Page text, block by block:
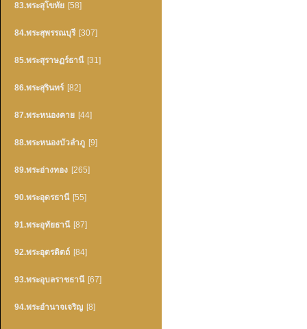
83.พระสุโขทัย [58]
84.พระสุพรรณบุรี [307]
85.พระสุราษฏร์ธานี [31]
86.พระสุรินทร์ [82]
87.พระหนองคาย [44]
88.พระหนองบัวลำภู [9]
89.พระอ่างทอง [265]
90.พระอุดรธานี [55]
91.พระอุทัยธานี [87]
92.พระอุตรดิตถ์ [84]
93.พระอุบลราชธานี [67]
94.พระอำนาจเจริญ [8]